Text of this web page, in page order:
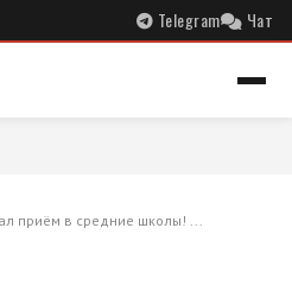
Telegram Чат
приём в средние школы! ...